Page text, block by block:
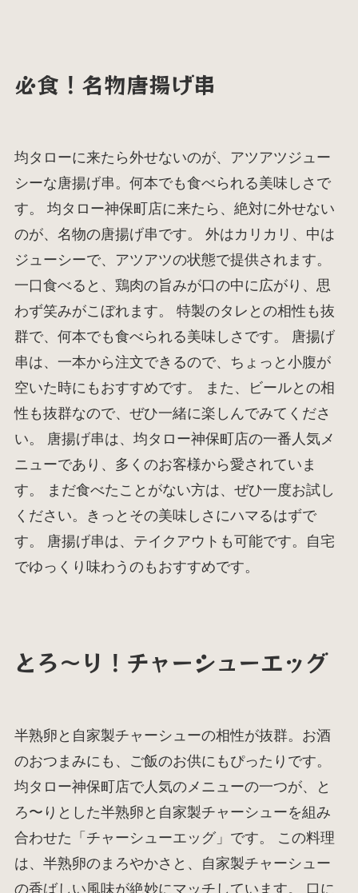
必食！名物唐揚げ串
均タローに来たら外せないのが、アツアツジュー
シーな唐揚げ串。何本でも食べられる美味しさで
す。 均タロー神保町店に来たら、絶対に外せない
のが、名物の唐揚げ串です。 外はカリカリ、中は
ジューシーで、アツアツの状態で提供されます。
一口食べると、鶏肉の旨みが口の中に広がり、思
わず笑みがこぼれます。 特製のタレとの相性も抜
群で、何本でも食べられる美味しさです。 唐揚げ
串は、一本から注文できるので、ちょっと小腹が
空いた時にもおすすめです。 また、ビールとの相
性も抜群なので、ぜひ一緒に楽しんでみてくださ
い。 唐揚げ串は、均タロー神保町店の一番人気メ
ニューであり、多くのお客様から愛されていま
す。 まだ食べたことがない方は、ぜひ一度お試し
ください。きっとその美味しさにハマるはずで
す。 唐揚げ串は、テイクアウトも可能です。自宅
でゆっくり味わうのもおすすめです。
とろ〜り！チャーシューエッグ
半熟卵と自家製チャーシューの相性が抜群。お酒
のおつまみにも、ご飯のお供にもぴったりです。
均タロー神保町店で人気のメニューの一つが、と
ろ〜りとした半熟卵と自家製チャーシューを組み
合わせた「チャーシューエッグ」です。 この料理
は、半熟卵のまろやかさと、自家製チャーシュー
の香ばしい風味が絶妙にマッチしています。 口に